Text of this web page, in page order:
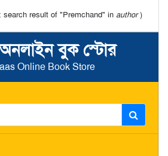
বুক স্টোর
Online Book Store
search result of "Premchand" in author)